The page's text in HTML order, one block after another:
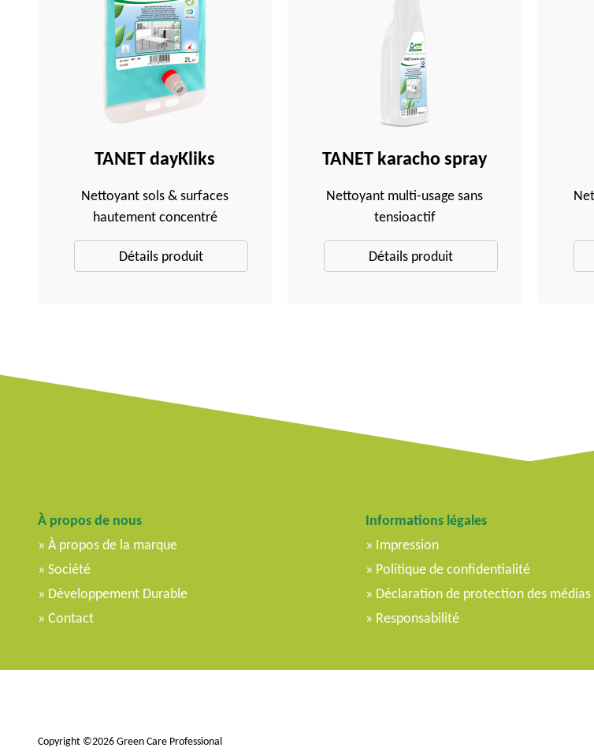
TANET dayKliks
Nettoyant sols & surfaces
hautement concentré
Détails produit
TANET karacho spray
Nettoyant multi-usage sans
tensioactif
Détails produit
À propos de nous
À propos de la marque
Société
Développement Durable
Contact
Informations légales
Impression
Politique de confidentialité
Déclaration de protection des médias
Responsabilité
Copyright ©2026 Green Care Professional